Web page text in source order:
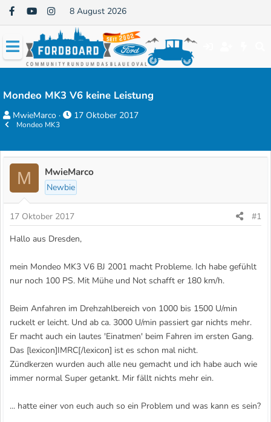
8 August 2026
Mondeo MK3 V6 keine Leistung
E
t
e
r
MwieMarco
E
t
e
l
l
t
a
m
17 Oktober 2017
Mondeo MK3
M MwieMarco
Newbie
17 Oktober 2017
#1
Hallo aus Dresden,
mein Mondeo MK3 V6 BJ 2001 macht Probleme. Ich habe gefühlt
nur noch 100 PS. Mit Mühe und Not schafft er 180 km/h.
Beim Anfahren im Drehzahlbereich von 1000 bis 1500 U/min
ruckelt er leicht. Und ab ca. 3000 U/min passiert gar nichts mehr.
Er macht auch ein lautes 'Einatmen' beim Fahren im ersten Gang.
Das [lexicon]IMRC[/lexicon] ist es schon mal nicht.
Zündkerzen wurden auch alle neu gemacht und ich habe auch wie
immer normal Super getankt. Mir fällt nichts mehr ein.
... hatte einer von euch auch so ein Problem und was kann es sein?